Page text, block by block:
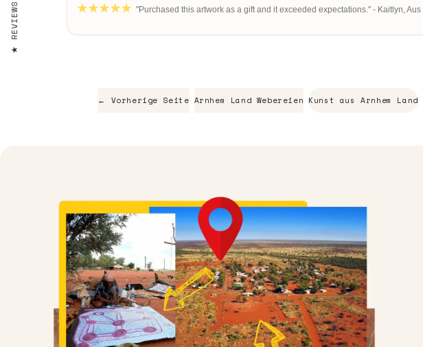
"Purchased this artwork as a gift and it exceeded expectations." - Kaitlyn, Aus
← Vorherige Seite Arnhem Land Webereien Kunst aus Arnhem Land
REVIEWS